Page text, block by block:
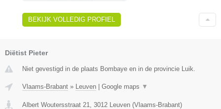
BEKIJK VOLLEDIG PROFIEL
Diëtist Pieter
Niet gevestigd in de plaats Bombaye en in de provincie Luik.
Vlaams-Brabant » Leuven | Google maps ▼
Albert Woutersstraat 21 3012 Leuven (Vlaams-Brabant)